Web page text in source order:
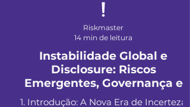
Instabilidade Global e
Disclosure: Riscos
Emergentes, Governança e
Responsabilidade com o
1. Introdução: A Nova Era de Incerteza
Riskmaster
14 min de leitura